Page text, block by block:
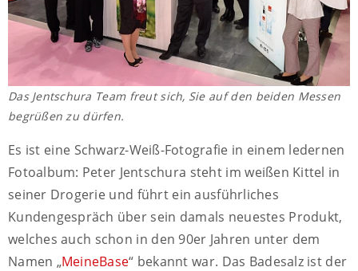
Das Jentschura Team freut sich, Sie auf den beiden Messen
begrüßen zu dürfen.
Es ist eine Schwarz-Weiß-Fotografie in einem ledernen
Fotoalbum: Peter Jentschura steht im weißen Kittel in
seiner Drogerie und führt ein ausführliches
Kundengespräch über sein damals neuestes Produkt,
welches auch schon in den 90er Jahren unter dem
Namen „MeineBase“ bekannt war. Das Badesalz ist der